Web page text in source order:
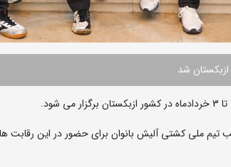
شد
تیم ملی کشتی آلیش بانوان برای حضور در این رقابت